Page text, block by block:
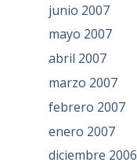
junio 2007
mayo 2007
abril 2007
marzo 2007
febrero 2007
enero 2007
diciembre 2006